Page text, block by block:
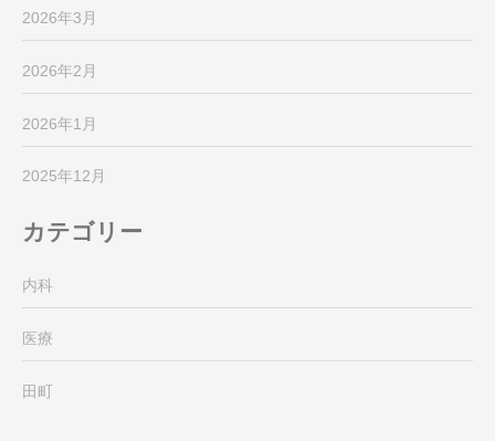
2026年3月
2026年2月
2026年1月
2025年12月
カテゴリー
内科
医療
田町